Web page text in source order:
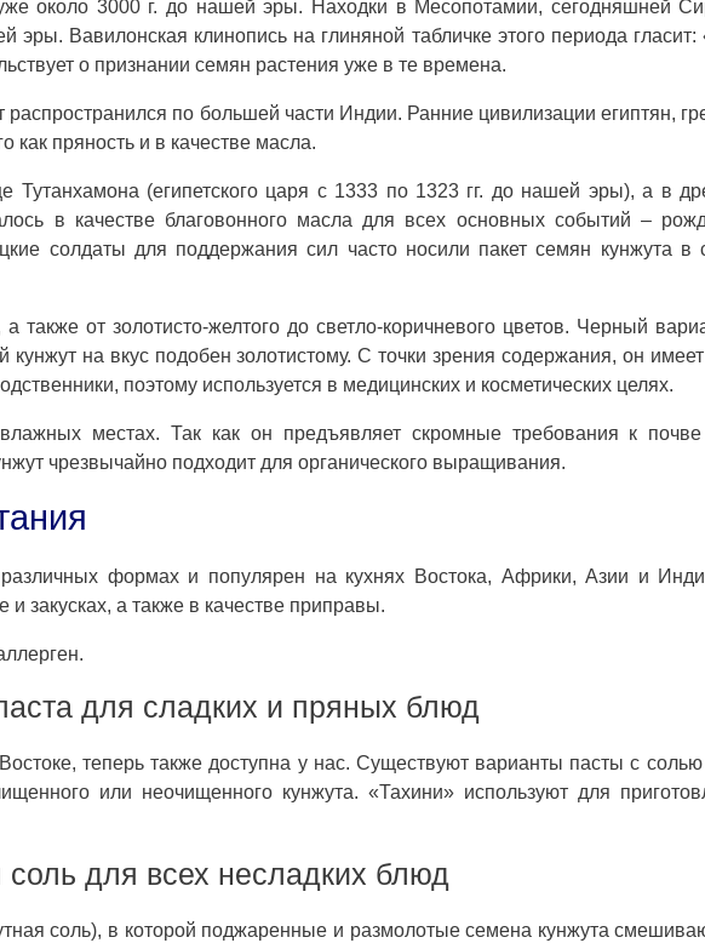
около 3000 г. до нашей эры. Находки в Месопотамии, сегодняшней
эры. Вавилонская клинопись на глиняной табличке этого периода гласит:
о признании семян растения уже в те времена.
распространился по большей части Индии. Ранние цивилизации египтян,
как пряность и в качестве масла.
Тутанхамона (египетского царя с 1333 по 1323 гг. до нашей эры), а в
в качестве благовонного масла для всех основных событий –
солдаты для поддержания сил часто носили пакет семян кунжута в
также от золотисто-желтого до светло-коричневого цветов. Черный
на вкус подобен золотистому. С точки зрения содержания, он
поэтому используется в медицинских и косметических целях.
местах. Так как он предъявляет скромные требования к
чрезвычайно подходит для органического выращивания.
различных формах и популярен на кухнях Востока, Африки, Азии и
и закусках, а также в качестве приправы.
для сладких и пряных блюд
теперь также доступна у нас. Существуют варианты пасты с
или неочищенного кунжута. «Тахини» используют для
для всех несладких блюд
соль), в которой поджаренные и размолотые семена кунжута